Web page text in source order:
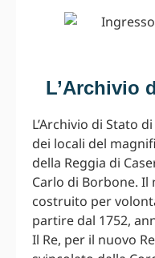
L’Archivio
L’Archivio di Stato
dei locali del
della Reggia di
Carlo di Borbone. Il
costruito per
partire dal 1752,
Il Re, per il nuovo